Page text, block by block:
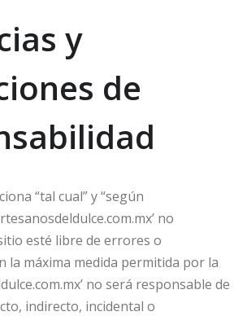
y
de
“tal cual” y “según
no
esté libre de errores o
la máxima medida permitida por la
no será responsable de
indirecto, incidental o